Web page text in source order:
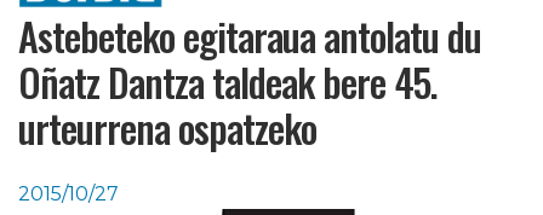
Astebeteko egitaraua antolatu du
Oñatz Dantza taldeak bere 45.
urteurrena ospatzeko
2015/10/27